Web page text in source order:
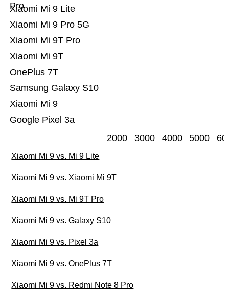
Google Pixel 3a
Xiaomi Mi 9
Samsung Galaxy S10
OnePlus 7T
Xiaomi Mi 9T
Xiaomi Mi 9T Pro
Xiaomi Mi 9 Pro 5G
Xiaomi Mi 9 Lite
Pro
2000 3000 4000 5000
Xiaomi Mi 9 vs. Mi 9 Lite
Xiaomi Mi 9 vs. Xiaomi Mi 9T
Xiaomi Mi 9 vs. Mi 9T Pro
Xiaomi Mi 9 vs. Galaxy S10
Xiaomi Mi 9 vs. Pixel 3a
Xiaomi Mi 9 vs. OnePlus 7T
Xiaomi Mi 9 vs. Redmi Note 8 Pro